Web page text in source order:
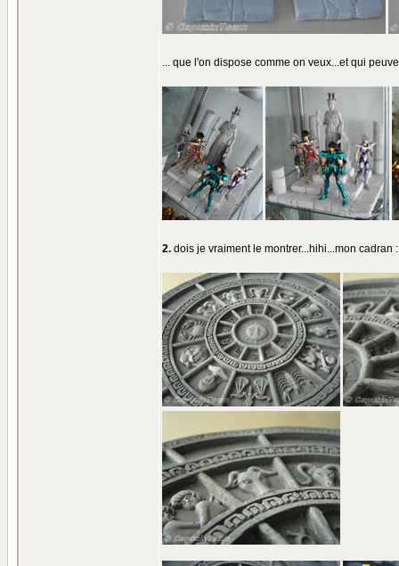
... que l'on dispose comme on veux...et qui
2. dois je vraiment le montrer...hihi...mon cadran :